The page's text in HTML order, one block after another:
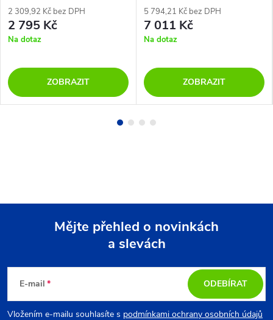
2 309,92 Kč bez DPH
2 795 Kč
Na dotaz
ZOBRAZIT
5 794,21 Kč bez DPH
7 011 Kč
Na dotaz
ZOBRAZIT
Mějte přehled o novinkách
a slevách
E-mail
Vložením e-mailu souhlasíte s podmínkami ochrany osobních údajů
ODEBÍRAT